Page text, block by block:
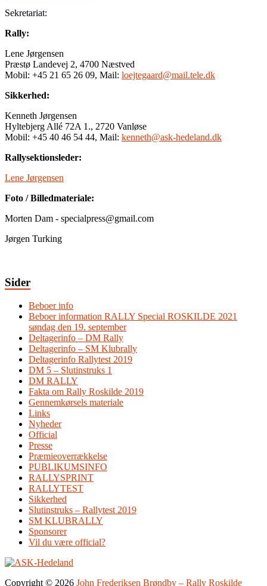
Sekretariat:
Rally:
Lene Jørgensen
Præstø Landevej 2, 4700 Næstved
Mobil: +45 21 65 26 09, Mail: loejtegaard@mail.tele.dk
Sikkerhed:
Kenneth Jørgensen
Hyltebjerg Allé 72A 1., 2720 Vanløse
Mobil: +45 40 46 54 44, Mail: kenneth@ask-hedeland.dk
Rallysektionsleder:
Lene Jørgensen
Foto / Billedmateriale:
Morten Dam - specialpress@gmail.com
Jørgen Turking
Sider
Beboer info
Beboer information RALLY Special ROSKILDE 2021
søndag den 19. september
Deltagerinfo – DM Rally
Deltagerinfo – SM Klubrally
Deltagerinfo Rallytest 2019
DM 5 – Slutinstruks 1
DM RALLY
Fakta om Rally Roskilde 2019
Gennemkørsels materiale
Links
Nyheder
Official
Presse
Præmieoverrækkelse
PUBLIKUMSINFO
RALLYSPRINT
RALLYTEST
Sikkerhed
Slutinstruks – Rallytest 2019
SM KLUBRALLY
Sponsorer
Vil du være official?
Copyright © 2026 John Frederiksen Brøndby – Rally Roskilde